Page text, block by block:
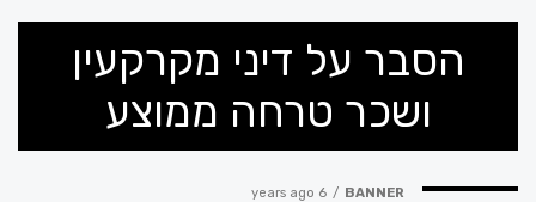
הסבר על דיני מקרקעין
ושכר טרחה ממוצע
BANNER
6 years ago